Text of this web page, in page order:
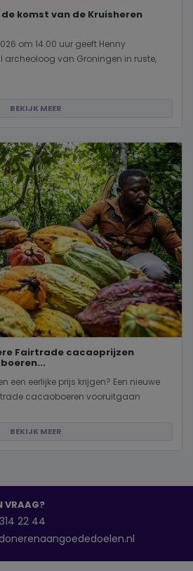
komst van de Kruisheren
om 14.00 uur geeft Henny
archeoloog van Groningen in ruste,
BEKIJK MEER
Fairtrade cacaoprijzen
een eerlijke prijs krijgen? Een nieuwe
cacaoboeren vooruitgaan
BEKIJK MEER
VRAAG?
22 44